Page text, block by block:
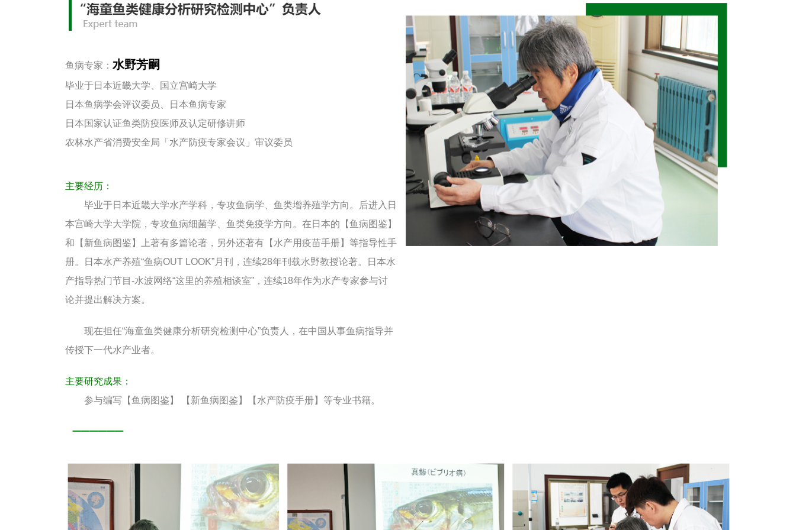
鱼病专家： 水野芳嗣
毕业于日本近畿大学、国立宫崎大学
日本鱼病学会评议委员、日本鱼病专家
日本国家认证鱼类防疫医师及认定研修讲师
农林水产省消费安全局「水产防疫专家会议」审议委员
主要经历：
毕业于日本近畿大学水产学科，专攻鱼病学、鱼类增养殖学方向。后进入日
本宫崎大学大学院，专攻鱼病细菌学、鱼类免疫学方向。在日本的【鱼病图鉴】
和【新鱼病图鉴】上著有多篇论著，另外还著有【水产用疫苗手册】等指导性手
册。日本水产养殖“鱼病OUT LOOK”月刊，连续28年刊载水野教授论著。日本水
产指导热门节目-水波网络“这里的养殖相谈室”，连续18年作为水产专家参与讨
论并提出解决方案。
现在担任“海童鱼类健康分析研究检测中心”负责人，在中国从事鱼病指导并
传授下一代水产业者。
主要研究成果：
参与编写【鱼病图鉴】 【新鱼病图鉴】【水产防疫手册】等专业书籍。